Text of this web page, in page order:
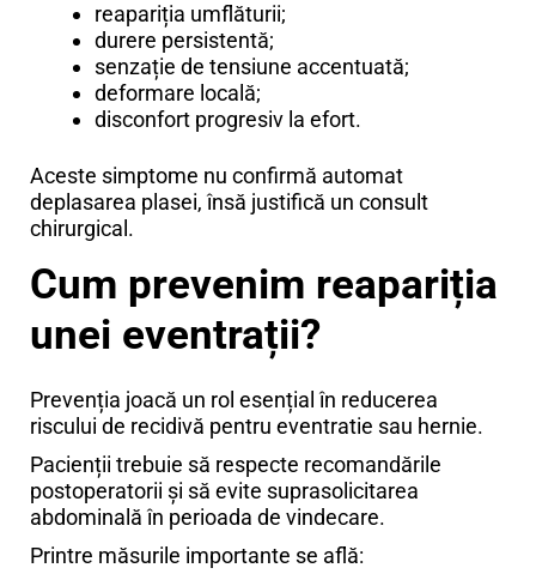
reapariția umflăturii;
durere persistentă;
senzație de tensiune accentuată;
deformare locală;
disconfort progresiv la efort.
Aceste simptome nu confirmă automat
deplasarea plasei, însă justifică un consult
chirurgical.
Cum prevenim reapariția
unei eventrații?
Prevenția joacă un rol esențial în reducerea
riscului de recidivă pentru eventratie sau hernie.
Pacienții trebuie să respecte recomandările
postoperatorii și să evite suprasolicitarea
abdominală în perioada de vindecare.
Printre măsurile importante se află: